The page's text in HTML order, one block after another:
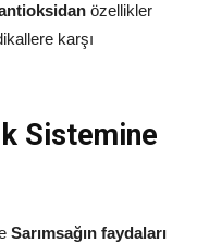
özellikler
karşı
Sistemine
Sarımsağın faydaları